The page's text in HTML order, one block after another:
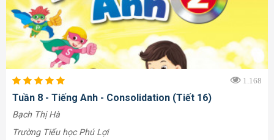
1.168
Tuần 8 - Tiếng Anh - Consolidation (Tiết 16)
Bạch Thị Hà
Trường Tiểu học Phú Lợi